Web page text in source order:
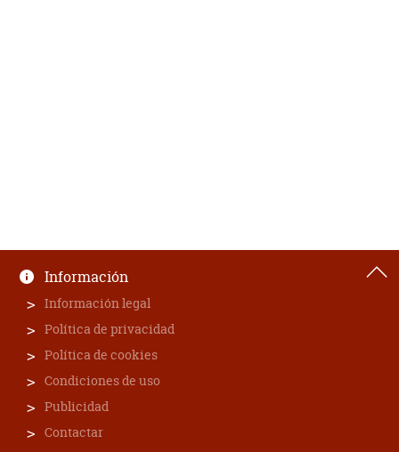
Información
Información legal
Política de privacidad
Política de cookies
Condiciones de uso
Publicidad
Contactar